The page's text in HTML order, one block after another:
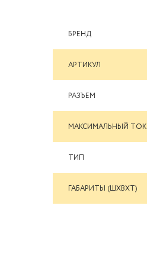
БРЕНД
АРТИКУЛ
РАЗЪЕМ
МАКСИМАЛЬНЫЙ ТОК
ТИП
ГАБАРИТЫ (ШХВХТ)